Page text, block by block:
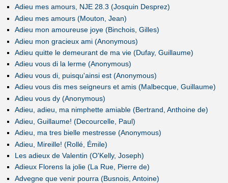
Adieu mes amours, NJE 28.3 (Josquin Desprez)
Adieu mes amours (Mouton, Jean)
Adieu mon amoureuse joye (Binchois, Gilles)
Adieu mon gracieux ami (Anonymous)
Adieu quitte le demeurant de ma vie (Dufay, Guillaume)
Adieu vous di la lerme (Anonymous)
Adieu vous di, puisqu'ainsi est (Anonymous)
Adieu vous dis mes seigneurs et amis (Malbecque, Guillaume)
Adieu vous dy (Anonymous)
Adieu, adieu, ma nimphette amiable (Bertrand, Anthoine de)
Adieu, Guillaume! (Decourcelle, Paul)
Adieu, ma tres bielle mestresse (Anonymous)
Adieu, Mireille! (Rollé, Émile)
Les adieux de Valentin (O'Kelly, Joseph)
Adieux Florens la jolie (La Rue, Pierre de)
Advegne que venir pourra (Busnois, Antoine)